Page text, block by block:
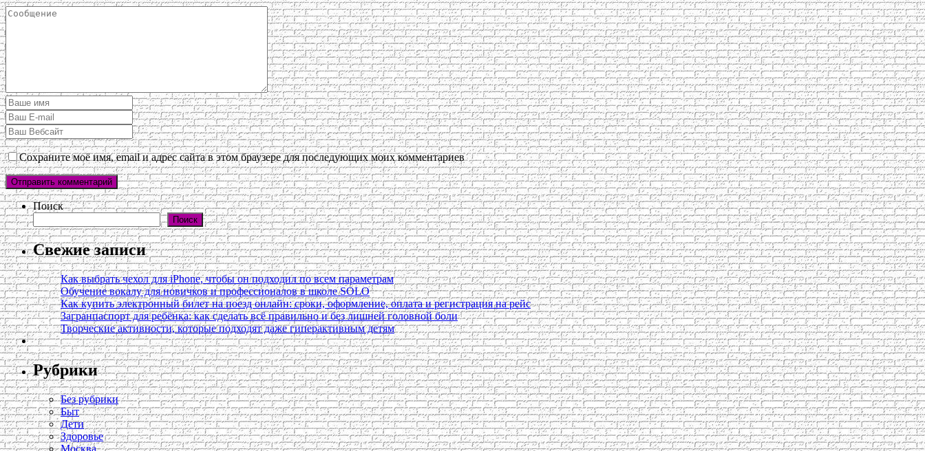
Сохраните моё имя, email и адрес сайта в этом браузере для последующих моих комментариев
Поиск
Поиск
Свежие записи
Как выбрать чехол для iPhone, чтобы он подходил по всем параметрам
Обучение вокалу для новичков и профессионалов в школе SOLO
Как купить электронный билет на поезд онлайн: сроки, оформление, оплата и регистрация на рейс
Загранпаспорт для ребёнка: как сделать всё правильно и без лишней головной боли
Творческие активности, которые подходят даже гиперактивным детям
Рубрики
Без рубрики
Быт
Дети
Здоровье
Москва